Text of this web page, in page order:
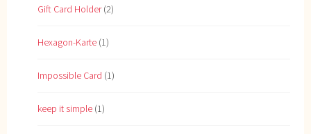
Gift Card Holder(2)
Hexagon-Karte (1)
Impossible Card (1)
keep it simple (1)